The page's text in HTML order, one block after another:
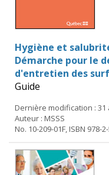
Hygiène et
Démarche pour le
d'entretien des
Guide
Dernière modification : 31
Auteur : MSSS
No. 10-209-01F, ISBN 978-